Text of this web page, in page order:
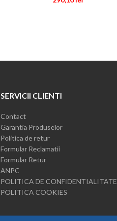
SERVICII CLIENTI
Contact
Garantia Produselor
Politica de retur
Formular Reclamatii
Formular Retur
ANPC
POLITICA DE CONFIDENTIALITATE
POLITICA COOKIES